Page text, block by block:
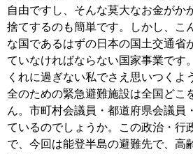
自由ですし、そんな莫大なお金がか
捨てするのも簡単です。しかし、こ
な国であるはずの日本の国土交通省
ていなければならない国家事業です
くれに過ぎない私でさえ思いつくよ
全のための緊急避難施設は全国どこ
ん。市町村会議員・都道府県会議員
ているのでしょうか。この政治・行
で、今回は能登半島の避難先で、高